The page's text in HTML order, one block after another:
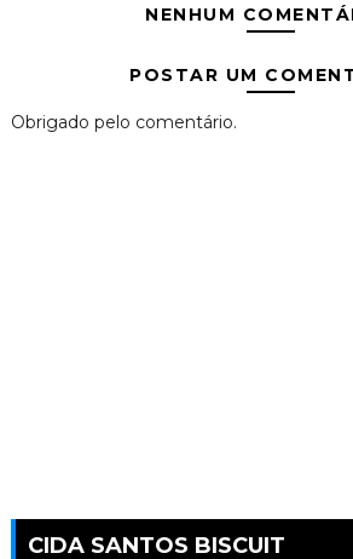
NENHUM
POSTAR UM
Obrigado pelo comentário.
CIDA SANTOS BISCUIT